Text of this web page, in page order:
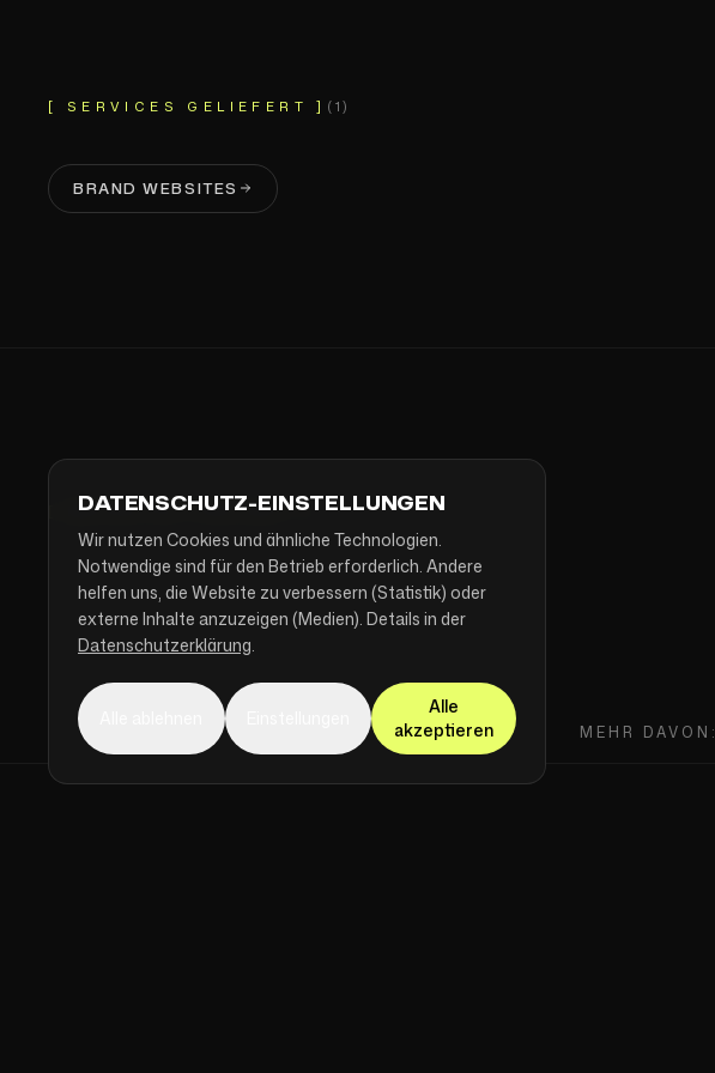
[ SERVICES GELIEFERT ] (1)
BRAND WEBSITES
[ NÄCHSTES PROJEKT ]
KNIRPS
MEHR DAVON:
DATENSCHUTZ-EINSTELLUNGEN
Wir nutzen Cookies und ähnliche Technologien.
Notwendige sind für den Betrieb erforderlich. Andere
helfen uns, die Website zu verbessern (Statistik) oder
externe Inhalte anzuzeigen (Medien). Details in der
Datenschutzerklärung.
Alle
akzeptieren